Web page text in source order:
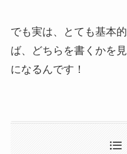
でも実は、とても基本
ば、どちらを書くかを
になるんです！